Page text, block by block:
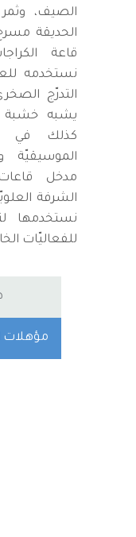
الصيف،
الحديقة
قاعة
نستخدمه
التدرّج
يشبه خشبة
كذلك في
الموسيقيّة
مدخل
الشرفة
نستخدمها
للفعاليّات
مؤهلات